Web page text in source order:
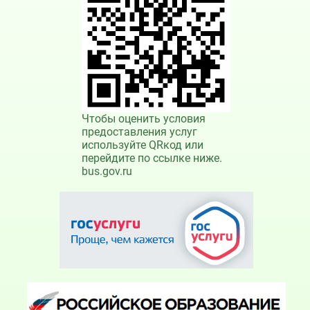
Чтобы оценить условия
предоставления услуг
используйте QRкод или
перейдите по ссылке ниже.
bus.gov.ru